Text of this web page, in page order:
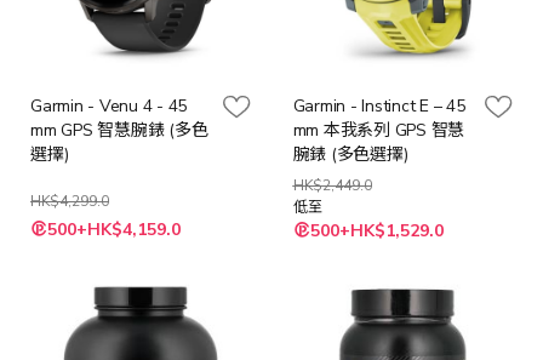
Garmin - Venu 4 - 45
mm GPS 智慧腕錶 (多色
選擇)
HK$4,299.0
500+HK$4,159.0
Garmin - Instinct E – 45
mm 本我系列 GPS 智慧
腕錶 (多色選擇)
HK$2,449.0
低至
500+HK$1,529.0